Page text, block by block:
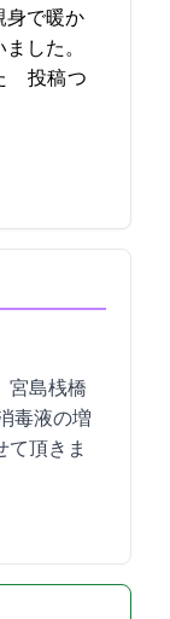
身で暖か
した。
投稿つ
宮島桟橋
毒液の増
て頂きま